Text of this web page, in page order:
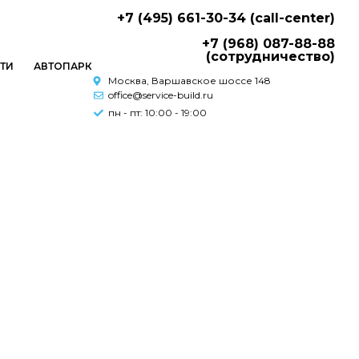
АВТОПАРК
+7 (495) 661-30-34 (call-center)
+7 (968) 087-88-88
(сотрудничество)
Москва, Варшавское шоссе 148
office@service-build.ru
пн - пт: 10:00 - 19:00